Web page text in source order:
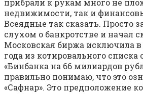
недвижимости, так и
Всеядные так сказать. Просто
слухом о банкротстве и начал
Московская биржа исключила в
года из котировального списка
«Бинбанка на 66 милиардов
правильно понимаю, что это
«Сафнар». Это предположение